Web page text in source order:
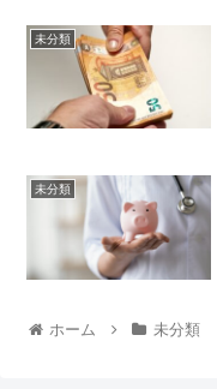
未分類
未分類
ホーム 未分類